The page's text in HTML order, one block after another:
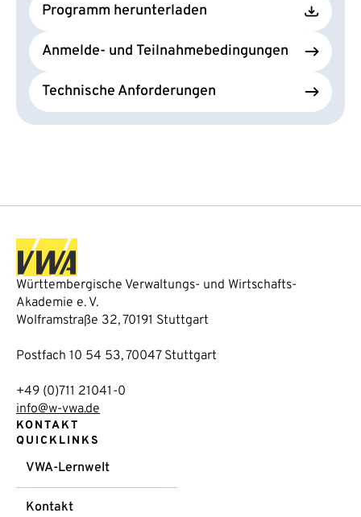
Programm herunterladen
Anmelde- und Teilnahmebedingungen
Technische Anforderungen
Württembergische Verwaltungs- und Wirtschafts-
Akademie e. V.
Wolframstraße 32, 70191 Stuttgart
Postfach 10 54 53, 70047 Stuttgart
+49 (0)711 21041-0
info@w-vwa.de
KONTAKT
QUICKLINKS
VWA-Lernwelt
Kontakt